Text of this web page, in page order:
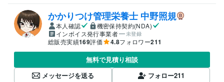
かかりつけ管理栄養士 中野照規
本人確認
機密保持契約(NDA)
インボイス発行事業者
未登録
総販売実績169評価 4.8フォロワー211
無料で見積り相談
メッセージを送る
フォロー211